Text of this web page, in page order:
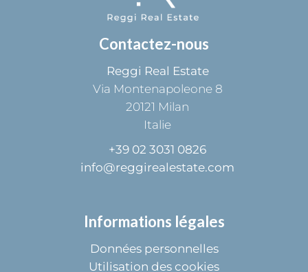
Contactez-nous
Reggi Real Estate
Via Montenapoleone 8
20121 Milan
Italie
+39 02 3031 0826
info@reggirealestate.com
Informations légales
Données personnelles
Utilisation des cookies